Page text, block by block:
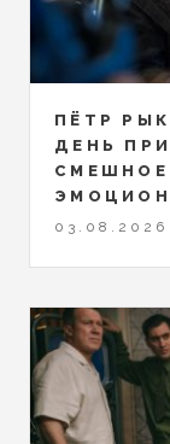
ПЁТР
ДЕНЬ
03.08.2026